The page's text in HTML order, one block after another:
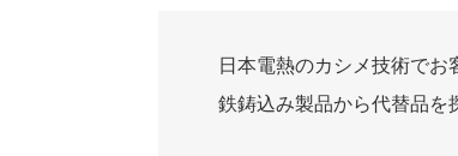
日本電熱のカシメ技術でお
鉄鋳込み製品から代替品を